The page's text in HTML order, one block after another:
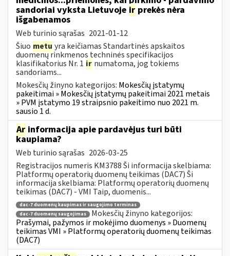
sandoriai vyksta Lietuvoje ir prekės nėra
išgabenamos
Web turinio sąrašas 2021-01-12
Šiuo metu yra keičiamas Standartinės apskaitos
duomenų rinkmenos techninės specifikacijos
klasifikatorius Nr. 1 ir numatoma, jog tokiems
sandoriams...
Mokesčių žinyno kategorijos: Mokesčių įstatymų
pakeitimai » Mokesčių įstatymų pakeitimai 2021 metais
» PVM įstatymo 19 straipsnio pakeitimo nuo 2021 m.
sausio 1 d.
Ar informacija apie pardavėjus turi būti
kaupiama?
Web turinio sąrašas 2026-03-25
Registracijos numeris KM3788 Ši informacija skelbiama:
Platformų operatorių duomenų teikimas (DAC7) Ši
informacija skelbiama: Platformų operatorių duomenų
teikimas (DAC7) - VMI Taip, duomenis...
dac-7 duomenų kaupimas ir saugojimo terminas
dac-7 duomenų saugojimas
Mokesčių žinyno kategorijos:
Prašymai, pažymos ir mokėjimo duomenys » Duomenų
teikimas VMI » Platformų operatorių duomenų teikimas
(DAC7)